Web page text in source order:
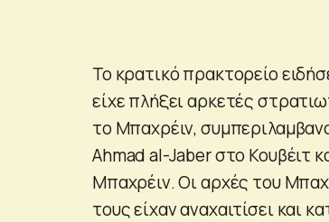
Το κρατικό πρακτορείο
είχε πλήξει αρκετές
το Μπαχρέιν,
Ahmad al-Jaber στο Κουβέιτ
Μπαχρέιν. Οι αρχές του
τους είχαν αναχαιτίσει και